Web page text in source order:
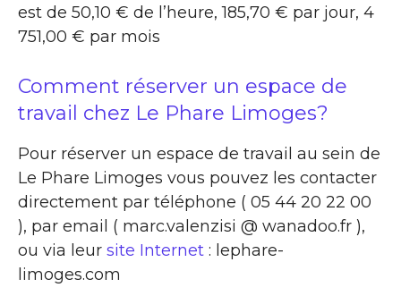
est de 50,10 € de l’heure, 185,70 € par jour, 4
751,00 € par mois
Comment réserver un espace de
travail chez Le Phare Limoges?
Pour réserver un espace de travail au sein de
Le Phare Limoges vous pouvez les contacter
directement par téléphone ( 05 44 20 22 00
), par email ( marc.valenzisi @ wanadoo.fr ),
ou via leur site Internet : lephare-
limoges.com